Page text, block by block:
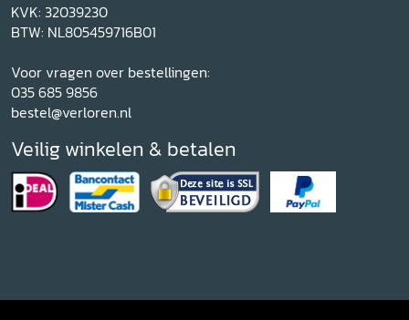
KVK: 32039230
BTW: NL805459716B01
Voor vragen over bestellingen:
035 685 9856
bestel@verloren.nl
Veilig winkelen & betalen